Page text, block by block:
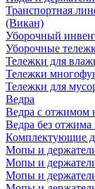
Транспортная
(Викан)
Уборочный
Уборочные
Тележки для
Тележки
Тележки для
Ведра
Ведра с отжимом
Ведра без отжима
Комплектующие
Мопы и
Мопы и
Мопы и